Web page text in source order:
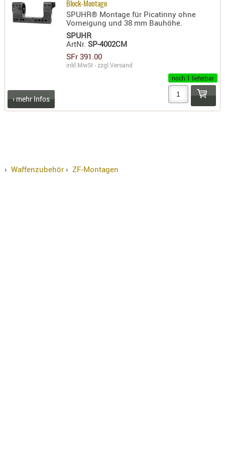
Block-Montage
SPUHR® Montage für Picatinny ohne
Vorneigung und 38 mm Bauhöhe.
SPUHR
ArtNr.SP-4002CM
SFr 391.00
inkl.MwSt - zzgl.Versand
noch 1 lieferbar
› mehr Infos
› Waffenzubehör› ZF-Montagen